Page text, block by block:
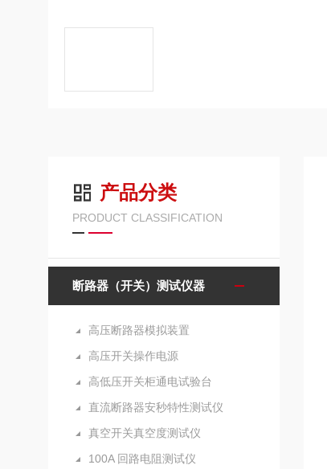
产品分类
PRODUCT CLASSIFICATION
断路器（开关）测试仪器
高压断路器模拟装置
高压开关操作电源
高低压开关柜通电试验台
直流断路器安秒特性测试仪
真空开关真空度测试仪
100A 回路电阻测试仪